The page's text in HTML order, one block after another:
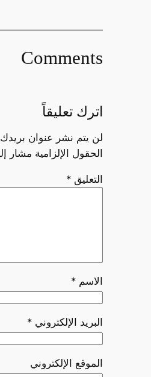
Comments
اترك تعليقاً
لن يتم نشر عنوان بريدك
الحقول الإلزامية مشار
التعليق *
الاسم *
البريد الإلكتروني *
الموقع الإلكتروني